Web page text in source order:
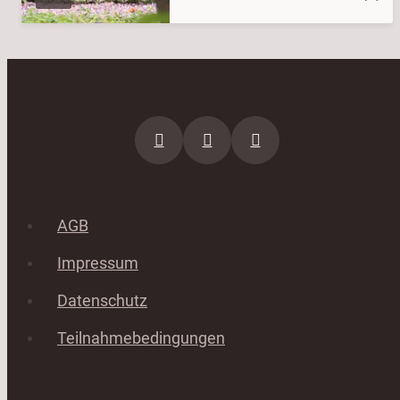
AGB
Impressum
Datenschutz
Teilnahmebedingungen